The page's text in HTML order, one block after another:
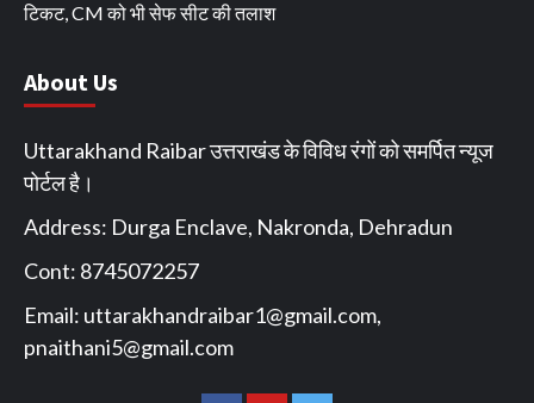
टिकट, CM को भी सेफ सीट की तलाश
About Us
Uttarakhand Raibar उत्तराखंड के विविध रंगों को समर्पित न्यूज
पोर्टल है।
Address: Durga Enclave, Nakronda, Dehradun
Cont: 8745072257
Email: uttarakhandraibar1@gmail.com,
pnaithani5@gmail.com